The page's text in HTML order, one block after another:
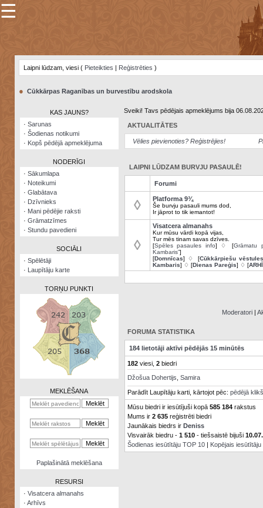
×
Šodienas
notikumi
Visatcera
almanahs
Arhīvs
Zināšanu
kalkulators
Nomētātās
☰
Laipni lūdzam, viesi ( Pieteikties | Reģistrēties )
● Cūkkārpas Raganības un burvestību arodskola
KAS JAUNS?
· Sarunas
· Šodienas notikumi
· Kopš pēdējā apmeklējuma
NODERĪGI
· Sākumlapa
· Noteikumi
· Glabātava
· Dzīvnieks
· Mani pēdējie raksti
· Grāmatzīmes
· Stundu pavedieni
SOCIĀLI
· Spēlētāji
· Laupītāju karte
TORŅU PUNKTI
MEKLĒŠANA
Paplašinātā meklēšana
RESURSI
· Visatcera almanahs
· Arhīvs
Sveiki! Tavs pēdējais apmeklējums bija
AKTUALITĀTES
Vēlies pievienoties? Reģistrējies!
LAIPNI LŪDZAM BURVJU PASAULĒ!
Forumi
◊ Platforma 9¾
Še burvju pasauli mums dod,
Ir jāprot to tik iemantot!
◊
Visatcera almanahs
Kur mūsu vārdi kopā vijas,
Tur mēs tinam savas dzīves.
[Spēles pasaules info] ♢ [Grāmatu
Kambaris”]
[Domnīcas] ♢ [Cūkkārpiešu vēstules
Kambaris] ♢ [Dienas Pareģis] ♢ [
Moderatori |
FORUMA STATISTIKA
184 lietotāji aktīvi pēdējās 15 minūtēs
182viesi, 2biedri
Džošua Dohertijs Samira
Parādīt Laupītāju karti, kārtojot pēc: pēdējā
Mūsu biedri ir iesūtījuši kopā 585 184rakstus
Mums ir 2 635reģistrēti biedri
Jaunākais biedrs ir Deniss
Visvairāk biedru - 1 510- tiešsaistē bijuši
Šodienas iesūtītāju TOP 10| Kopējais iesūtītāju